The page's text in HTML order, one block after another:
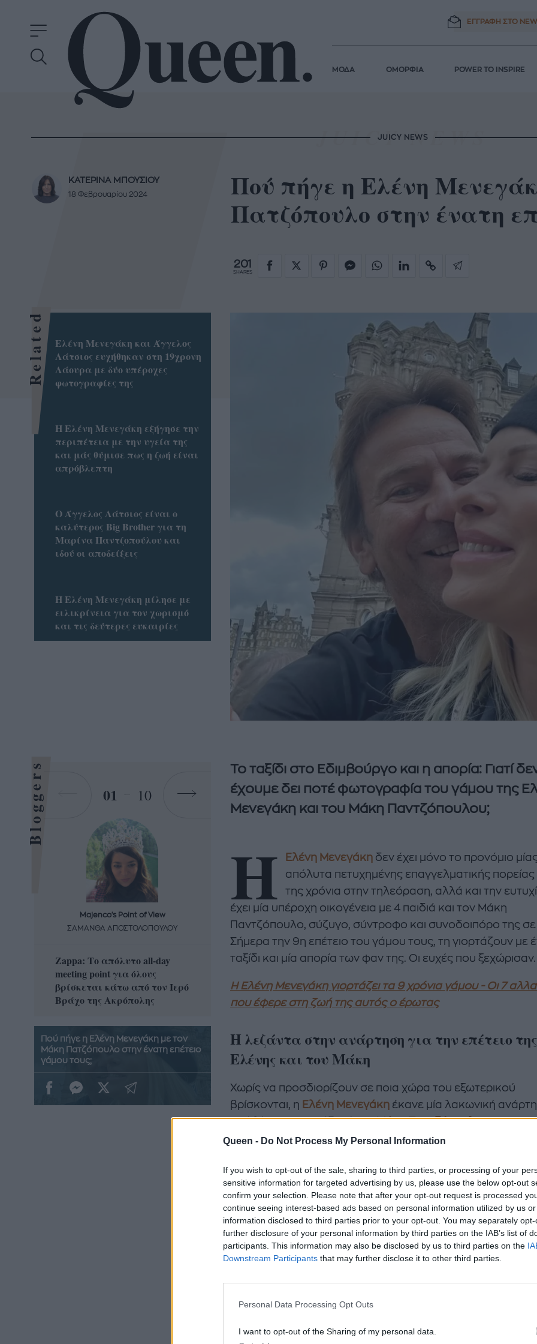
Queen - Do Not Process My Personal Information
If you wish to opt-out of the sale, sharing to third parties, or processing of your
sensitive information for targeted advertising by us, please use the below opt-out
confirm your selection. Please note that after your opt-out request is processed
continue seeing interest-based ads based on personal information utilized by us
information disclosed to third parties prior to your opt-out. You may separately
further disclosure of your personal information by third parties on the IAB’s list of
participants. This information may also be disclosed by us to third parties on the
Downstream Participants that may further disclose it to other third parties.
Personal Data Processing Opt Outs
I want to opt-out of the Sharing of my personal data.
ΕΓΓΡΑΦΗ ΣΤΟ
ΜΟΔΑ ΟΜΟΡΦΙΑ POWER TO INSPIRE
JUICY NEWS
Πού πήγε η Ελένη
Πατζόπουλο στην ένατη
201
SHARES
ΚΑΤΕΡΙΝΑ ΜΠΟΥΣΙΟΥ
18 Φεβρουαρίου 2024
Το ταξίδι στο Εδιμβούργο και η απορία: Γιατί
έχουμε δει ποτέ φωτογραφία του γάμου της
Μενεγάκη και του Μάκη
Η Ελένη Μενεγάκη δεν έχει μόνο το προνόμιο μίας
απόλυτα πετυχημένης επαγγελματικής
της χρόνια στην τηλεόραση, αλλά και την
έχει μία υπέροχη οικογένεια με 4 παιδιά και τον Μάκη
Παντζόπουλο, σύζυγο, σύντροφο και συνοδοιπόρο της
Σήμερα την 9η επέτειο του γάμου τους, τη γιορτάζουν με
ταξίδι και μία απορία των φαν της. Οι ευχές που ξεχώρισαν.
Η Ελένη Μενεγάκη γιορτάζει τα 9 χρόνια γάμου - Οι 7
που έφερε στη ζωή της αυτός ο έρωτας
Η λεζάντα στην ανάρτηση για την επέτειο της
Ελένης και του Μάκη
Χωρίς να προσδιορίζουν σε ποια χώρα του εξωτερικού
βρίσκονται, η Ελένη Μενεγάκη έκανε μία λακωνική
από λίγο με τον σύζυγό τηςΜάκη Παντζόπουλομε τον
σήμερα συμπληρώνουν 9 χρόνια γάμου. Έγραφε απλά ένα
της για τον έρωτά τους.
Ελένη Μενεγάκη και Άγγελος Λάτσιος ευχήθηκαν στη
Λάουρα με δύο υπέροχες φωτογραφίες της
το ζευγάρι βρίσκεται μάλλον στο Εδιμβούργο, πόλη στην
εδώ και λίγους μήνες σπουδάζει η κόρη της Λάουρα.
Related
Ελένη Μενεγάκη και Άγγελος
Λάτσιος ευχήθηκαν στη 19χρονη
Λάουρα με δύο υπέροχες
φωτογραφίες της
Η Ελένη Μενεγάκη εξήγησε την
περιπέτεια με την υγεία της
και μάς θύμισε πως η ζωή είναι
απρόβλεπτη
Ο Άγγελος Λάτσιος είναι ο
καλύτερος Big Brother για τη
Μαρίνα Παντζοπούλου και
ιδού οι αποδείξεις
H Eλένη Μενεγάκη μίλησε με
ειλικρίνεια για τον χωρισμό
και τις δεύτερες ευκαιρίες
Bloggers 01 10
Majenco's Point of View
ΣΑΜΑΝΘΑ ΑΠΟΣΤΟΛΟΠΟΥΛΟΥ
Zappa: Το απόλυτο all-day
meeting point για όλους
βρίσκεται κάτω από τον Ιερό
Βράχο της Ακρόπολης
Majenco's Point of View
ΣΑΜΑΝΘΑ ΑΠΟΣΤΟΛΟΠΟΥΛΟΥ
Η απόλυτη καλοκαιρινή
καρπούζι, φέτα και φράουλες
που θα λατρέψετε
A STORY BY KORI
ΔΑΦΝΗ ΚΑΡΑΒΟΚΥΡΗ
Nτίνα Νικολάου: «Όταν
πανικού νόμιζα πως θα
πεθάνω»
Πού πήγε η Ελένη Μενεγάκη με τον
Μάκη Πατζόπουλο στην ένατη επέτειο
γάμου τους;